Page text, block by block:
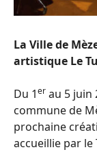
La Ville de
artistique Le
Du 1er au 5 juin
commune de
prochaine
accueillie par le